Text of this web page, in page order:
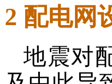
2 配电网
地震对